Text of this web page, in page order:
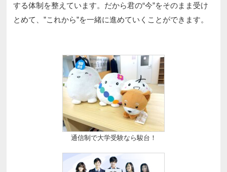
する体制を整えています。だから君の“今”をそのまま受け
とめて、”これから”を一緒に進めていくことができます。
通信制で大学受験なら駿台！